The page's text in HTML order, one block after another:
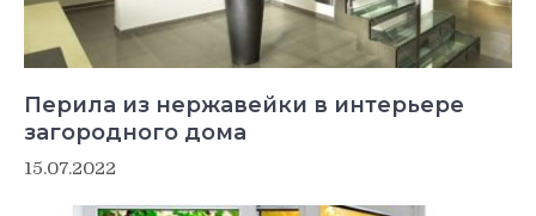
Перила из нержавейки в интерьере
загородного дома
15.07.2022